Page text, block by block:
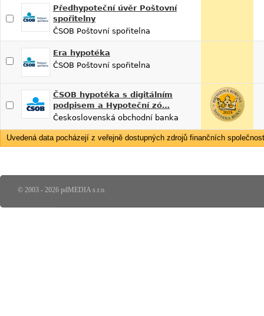
Předhypoteční úvěr Poštovní
spořitelny
ČSOB Poštovní spořitelna
Era hypotéka
ČSOB Poštovní spořitelna
ČSOB hypotéka s digitálním
podpisem a Hypoteční zó…
Československá obchodní banka
Uvedená data pocházejí z veřejně dostupných zdrojů finančních
© 2003 - 2026 pdMEDIA s.r.o.